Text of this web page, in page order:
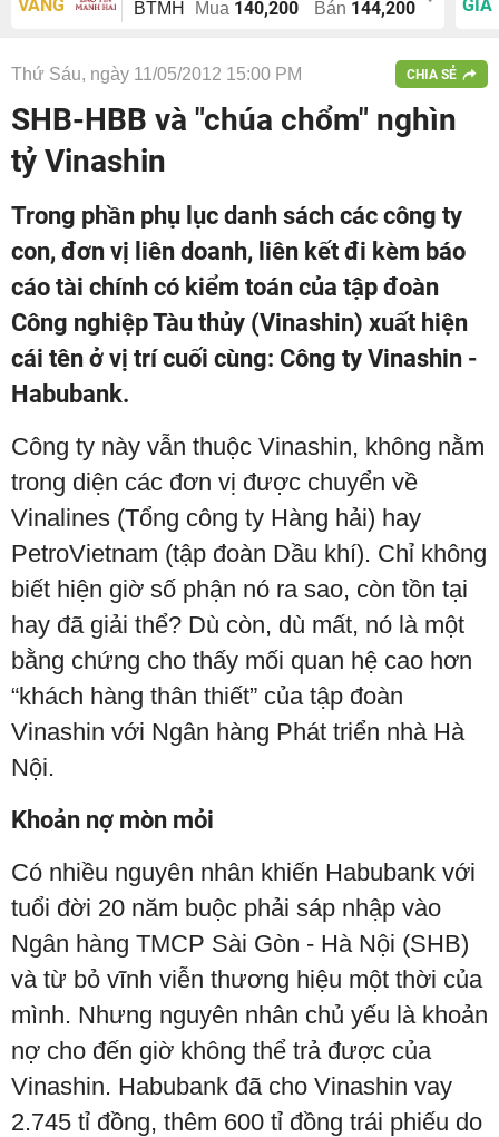
VÀNG
BTMH Mua 140,200 Bán 144,200
GIÁ
Thứ Sáu, ngày 11/05/2012 15:00 PM CHIA SẺ
SHB-HBB và "chúa chổm" nghìn
tỷ Vinashin
Trong phần phụ lục danh sách các công ty
con, đơn vị liên doanh, liên kết đi kèm báo
cáo tài chính có kiểm toán của tập đoàn
Công nghiệp Tàu thủy (Vinashin) xuất hiện
cái tên ở vị trí cuối cùng: Công ty Vinashin -
Habubank.
Công ty này vẫn thuộc Vinashin, không nằm
trong diện các đơn vị được chuyển về
Vinalines (Tổng công ty Hàng hải) hay
PetroVietnam (tập đoàn Dầu khí). Chỉ không
biết hiện giờ số phận nó ra sao, còn tồn tại
hay đã giải thể? Dù còn, dù mất, nó là một
bằng chứng cho thấy mối quan hệ cao hơn
“khách hàng thân thiết” của tập đoàn
Vinashin với Ngân hàng Phát triển nhà Hà
Nội.
Khoản nợ mòn mỏi
Có nhiều nguyên nhân khiến Habubank với
tuổi đời 20 năm buộc phải sáp nhập vào
Ngân hàng TMCP Sài Gòn - Hà Nội (SHB)
và từ bỏ vĩnh viễn thương hiệu một thời của
mình. Nhưng nguyên nhân chủ yếu là khoản
nợ cho đến giờ không thể trả được của
Vinashin. Habubank đã cho Vinashin vay
2.745 tỉ đồng, thêm 600 tỉ đồng trái phiếu do